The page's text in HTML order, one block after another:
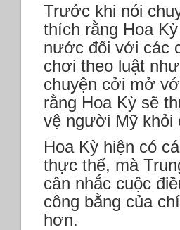
Trước khi nói
thích rằng Hoa
nước đối với các
chơi theo luật
chuyện cởi mở
rằng Hoa Kỳ sẽ
vệ người Mỹ khỏi
Hoa Kỳ hiện có
thực thể, mà
cân nhắc cuộc
công bằng của
hơn.